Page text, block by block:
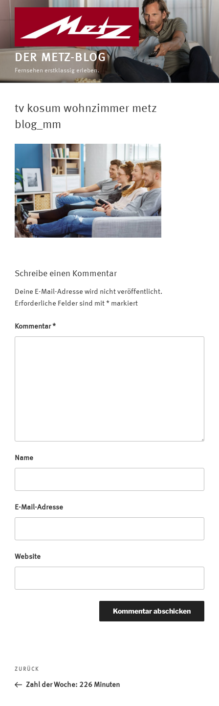
DER METZ-BLOG
Fernsehen erstklassig erleben.
tv kosum wohnzimmer metz
blog_mm
Schreibe einen Kommentar
Deine E-Mail-Adresse wird nicht veröffentlicht.
Erforderliche Felder sind mit * markiert
Kommentar*
Name
E-Mail-Adresse
Website
Beitragsnavigation
Vorheriger
Beitrag
ZURÜCK
Zahl der Woche: 226 Minuten